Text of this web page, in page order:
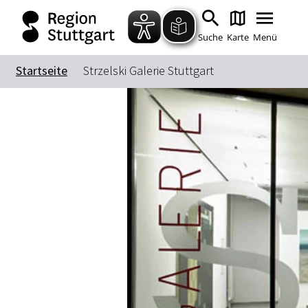
Suche Karte Menü
Startseite Strzelski Galerie Stuttgart